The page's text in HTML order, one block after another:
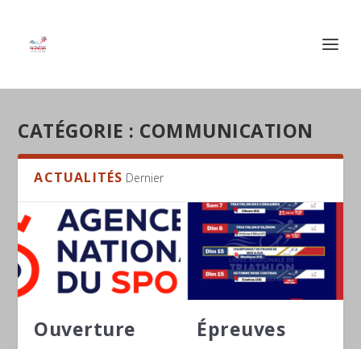
CATÉGORIE : COMMUNICATION
ACTUALITÉS Dernier
Ouverture
Épreuves